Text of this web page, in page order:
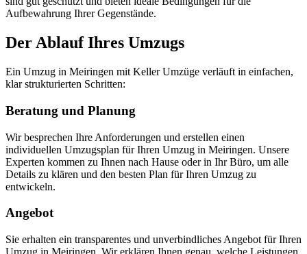
Aufbewahrung Ihrer Gegenstände.
Der Ablauf Ihres Umzugs
Ein Umzug in Meiringen mit Keller Umzüge verläuft in einfachen,
klar strukturierten Schritten:
Beratung und Planung
Wir besprechen Ihre Anforderungen und erstellen einen
individuellen Umzugsplan für Ihren Umzug in Meiringen. Unsere
Experten kommen zu Ihnen nach Hause oder in Ihr Büro, um alle
Details zu klären und den besten Plan für Ihren Umzug zu
entwickeln.
Angebot
Sie erhalten ein transparentes und unverbindliches Angebot für Ihren
Umzug in Meiringen. Wir erklären Ihnen genau, welche Leistungen